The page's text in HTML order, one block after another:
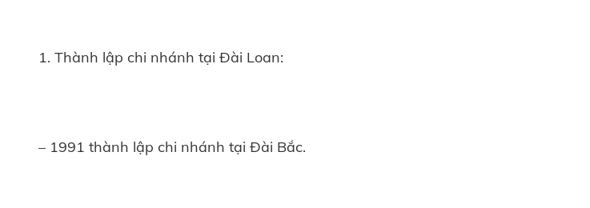
1. Thành lập chi nhánh tại Đài Loan:
– 1991 thành lập chi nhánh tại Đài Bắc.